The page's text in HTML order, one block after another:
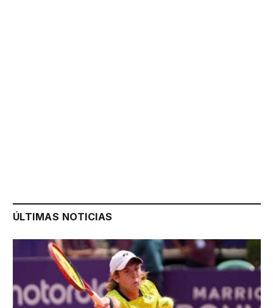
ÚLTIMAS NOTICIAS